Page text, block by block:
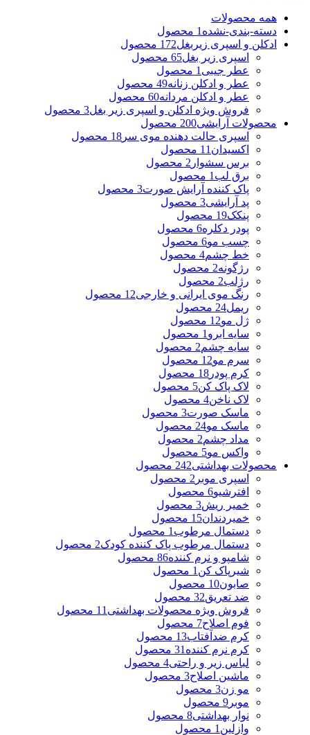
همه محصولات
دسته-بندی-نشده 1 محصول
ادکلن و اسپری زیربغل172 محصول
اسپری زیر بغل65 محصول
عطر جیبی 1 محصول
عطر و ادکلن زنانه49 محصول
عطر و ادکلن مردانه60 محصول
فروش ویژه ادکلن و اسپری زیر بغل3 محصول
محصولات آرایشی200 محصول
اسپری حالت دهنده موی سر 18 محصول
اکسیدان 11 محصول
برس سشوار 2 محصول
برق لب 1 محصول
پاک کننده آرایش صورت3 محصول
پد آرایشی3 محصول
پنکک19 محصول
پودر دکلره6 محصول
چسب مو6 محصول
خط چشم4 محصول
رژگونه2 محصول
رژلب2 محصول
رنگ موی ایرانی و خارجی12 محصول
ریمل24 محصول
ژل مو12 محصول
سایه ابرو 1 محصول
سایه چشم2 محصول
سرم مو12 محصول
کرم پودر 18 محصول
لاک پاک کن5 محصول
لاک ناخن4 محصول
ماسک صورت3 محصول
ماسک مو24 محصول
مداد چشم2 محصول
واکس مو5 محصول
محصولات بهداشتی242 محصول
اسپری موبر 2 محصول
افترشیو6 محصول
خمیر ریش3 محصول
خمیردندان15 محصول
دستمال مرطوب 1 محصول
دستمال مرطوب پاک کننده کودک2 محصول
شامپو و نرم کننده86 محصول
شیرپاک کن 1 محصول
صابون10 محصول
ضد تعریق32 محصول
فروش ویژه محصولات بهداشتی 11 محصول
فوم اصلاح7 محصول
کرم ضدآفتاب13 محصول
کرم نرم کننده 31 محصول
لباس زیر و راحتی4 محصول
ماشین اصلاح3 محصول
مو زن3 محصول
موبر 9 محصول
نوار بهداشتی8 محصول
وازلین 1 محصول